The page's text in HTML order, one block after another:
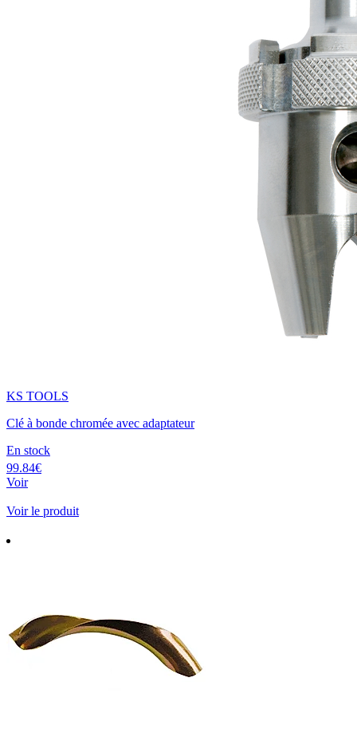
KS TOOLS
Clé à bonde chromée avec adaptateur
En stock
99.84€
Voir
Voir le produit